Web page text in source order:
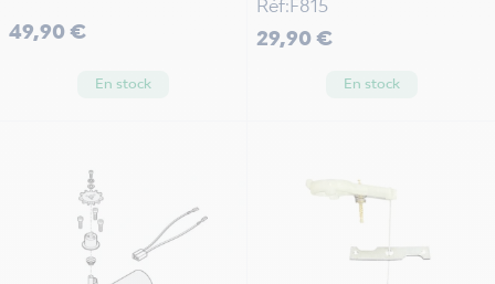
Prix
49,90 €
En stock
Réf:F815
Prix
29,90 €
En stock